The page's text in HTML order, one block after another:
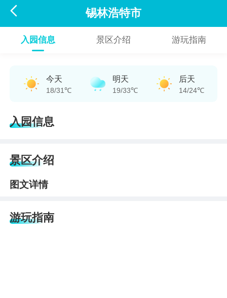
 锡林浩特市
入园信息 景区介绍 游玩指南
今天
18/31℃
明天
19/33℃
后天
14/24℃
入园信息
景区介绍
图文详情
游玩指南